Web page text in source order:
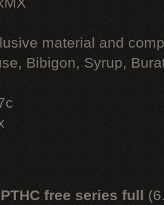
material and
Bibigon, Syrup,
PTHC free series full